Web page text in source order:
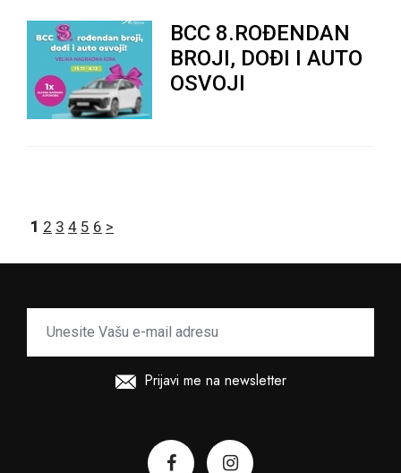
BCC 8.ROĐENDAN
BROJI, DOĐI I AUTO
OSVOJI
1 2 3 4 5 6 >
Prijavi me na newsletter